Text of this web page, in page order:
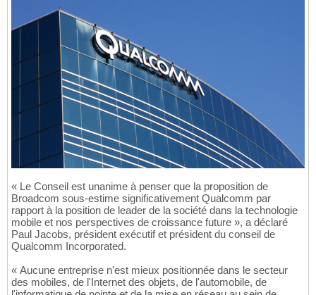
« Le Conseil est unanime à penser que la proposition de
Broadcom sous-estime significativement Qualcomm par
rapport à la position de leader de la société dans la technologie
mobile et nos perspectives de croissance future », a déclaré
Paul Jacobs, président exécutif et président du conseil de
Qualcomm Incorporated.
« Aucune entreprise n'est mieux positionnée dans le secteur
des mobiles, de l'Internet des objets, de l'automobile, de